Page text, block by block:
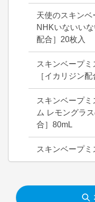
天使のスキンベ
NHKいないい
配合］20枚入
スキンベープ
［イカリジン
スキンベープ
ム レモングラ
合］80mL
スキンベープミ